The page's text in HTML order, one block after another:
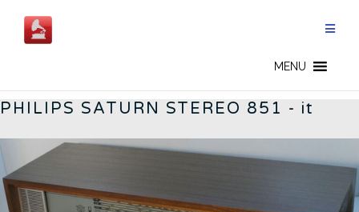
contenu
MENU
PHILIPS SATURN STEREO 851 - it